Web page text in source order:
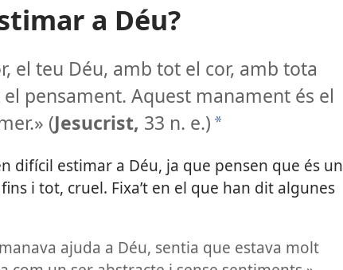
a Déu?
el teu Déu, amb tot el cor, amb tota
el pensament. Aquest manament és el
(Jesucrist, 33 n. e.) *
difícil estimar a Déu, ja que pensen que és un
i tot, cruel. Fixa’t en el que han dit algunes
ajuda a Déu, sentia que estava molt